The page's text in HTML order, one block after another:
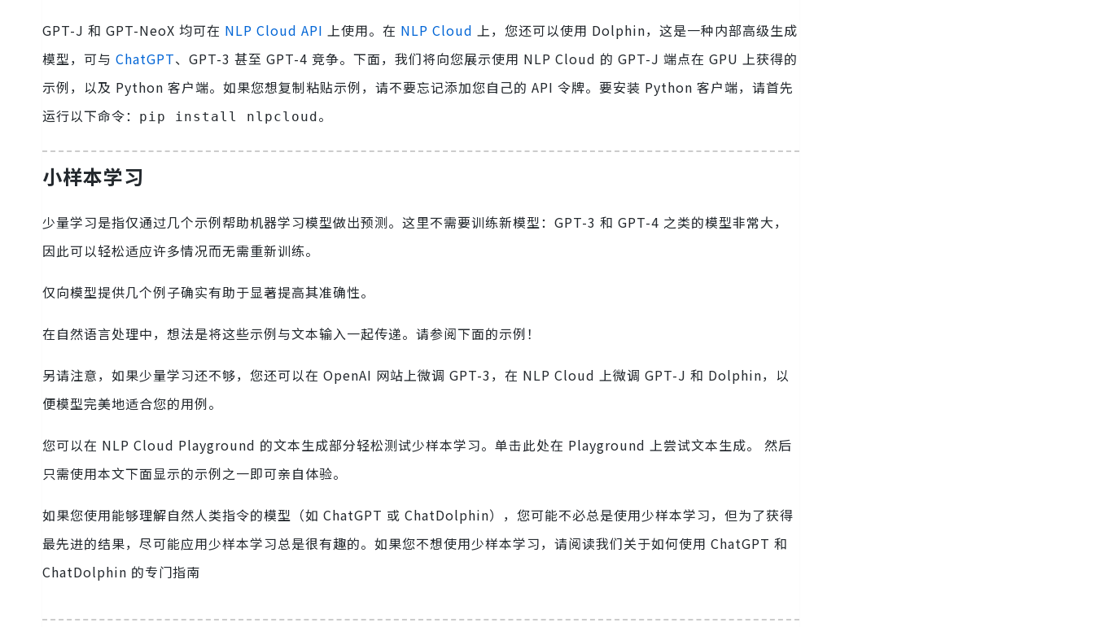
GPT-J 和 GPT-NeoX 均可在 NLP Cloud API 上使用。在 NLP Cloud 上，您还可以使用 Dolphin，这是一种内部高级生成
模型，可与 ChatGPT、GPT-3 甚至 GPT-4 竞争。下面，我们将向您展示使用 NLP Cloud 的 GPT-J 端点在 GPU 上获得的
示例，以及 Python 客户端。如果您想复制粘贴示例，请不要忘记添加您自己的 API 令牌。要安装 Python 客户端，请首先
运行以下命令：
pip install nlpcloud 。
小样本学习
少量学习是指仅通过几个示例帮助机器学习模型做出预测。这里不需要训练新模型：GPT-3 和 GPT-4 之类的模型非常大，
因此可以轻松适应许多情况而无需重新训练。
仅向模型提供几个例子确实有助于显著提高其准确性。
在自然语言处理中，想法是将这些示例与文本输入一起传递。请参阅下面的示例！
另请注意，如果少量学习还不够，您还可以在 OpenAI 网站上微调 GPT-3，在 NLP Cloud 上微调 GPT-J 和 Dolphin，以
便模型完美地适合您的用例。
您可以在 NLP Cloud Playground 的文本生成部分轻松测试少样本学习。单击此处在 Playground 上尝试文本生成。 然后
只需使用本文下面显示的示例之一即可亲自体验。
如果您使用能够理解自然人类指令的模型（如 ChatGPT 或 ChatDolphin），您可能不必总是使用少样本学习，但为了获得
最先进的结果，尽可能应用少样本学习总是很有趣的。如果您不想使用少样本学习，请阅读我们关于如何使用 ChatGPT 和
ChatDolphin 的专门指南